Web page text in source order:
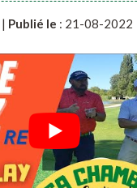
| Publié le : 21-08-2022